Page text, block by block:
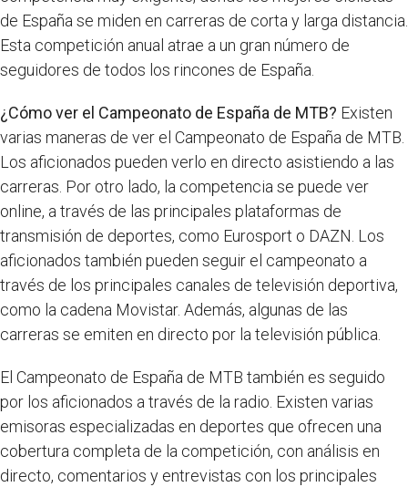
de España se miden en carreras de corta y larga distancia.
Esta competición anual atrae a un gran número de
seguidores de todos los rincones de España.
¿Cómo ver el Campeonato de España de MTB? Existen
varias maneras de ver el Campeonato de España de MTB.
Los aficionados pueden verlo en directo asistiendo a las
carreras. Por otro lado, la competencia se puede ver
online, a través de las principales plataformas de
transmisión de deportes, como Eurosport o DAZN. Los
aficionados también pueden seguir el campeonato a
través de los principales canales de televisión deportiva,
como la cadena Movistar. Además, algunas de las
carreras se emiten en directo por la televisión pública.
El Campeonato de España de MTB también es seguido
por los aficionados a través de la radio. Existen varias
emisoras especializadas en deportes que ofrecen una
cobertura completa de la competición, con análisis en
directo, comentarios y entrevistas con los principales